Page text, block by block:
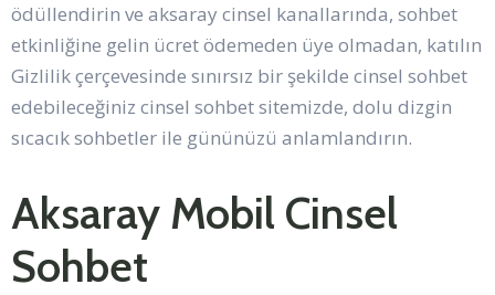
ödüllendirin ve aksaray cinsel kanallarında, sohbet
etkinliğine gelin ücret ödemeden üye olmadan, katılın
Gizlilik çerçevesinde sınırsız bir şekilde cinsel sohbet
edebileceğiniz cinsel sohbet sitemizde, dolu dizgin
sıcacık sohbetler ile gününüzü anlamlandırın.
Aksaray Mobil Cinsel
Sohbet